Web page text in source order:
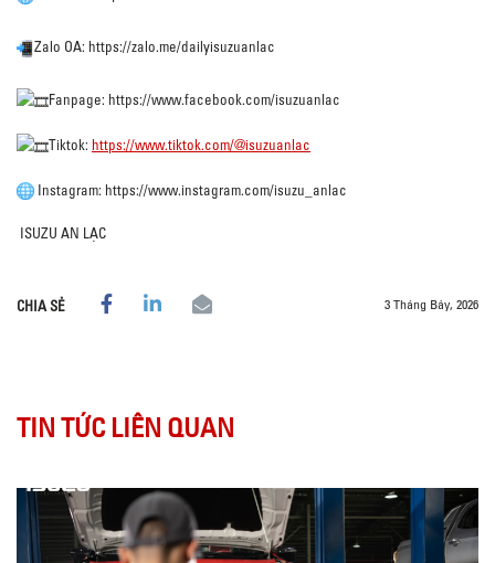
Zalo OA: https://zalo.me/dailyisuzuanlac
Fanpage: https://www.facebook.com/isuzuanlac
Tiktok: https://www.tiktok.com/@isuzuanlac
Instagram: https://www.instagram.com/isuzu_anlac
ISUZU AN LẠC
CHIA SẺ 3 Tháng Bảy, 2026
TIN TỨC LIÊN QUAN